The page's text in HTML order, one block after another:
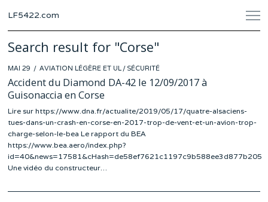
LF5422.com
Search result for "Corse"
POSTED
ON
MAI 29 AVIATION LÉGÈRE ET UL / SÉCURITÉ
Accident du Diamond DA-42 le 12/09/2017 à
Guisonaccia en Corse
Lire sur https://www.dna.fr/actualite/2019/05/17/quatre-alsaciens-
tues-dans-un-crash-en-corse-en-2017-trop-de-vent-et-un-avion-trop-
charge-selon-le-bea Le rapport du BEA
https://www.bea.aero/index.php?
id=40&news=17581&cHash=de58ef7621c1197c9b588ee3d877b205
Une vidéo du constructeur…